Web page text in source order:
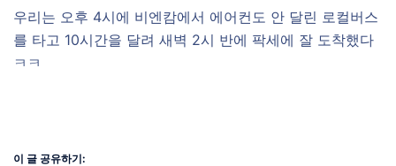
우리는 오후 4시에 비엔캄에서 에어컨도 안 달린 로컬버스
를 타고 10시간을 달려 새벽 2시 반에 팍세에 잘 도착했다
ㅋㅋ
이 글 공유하기: